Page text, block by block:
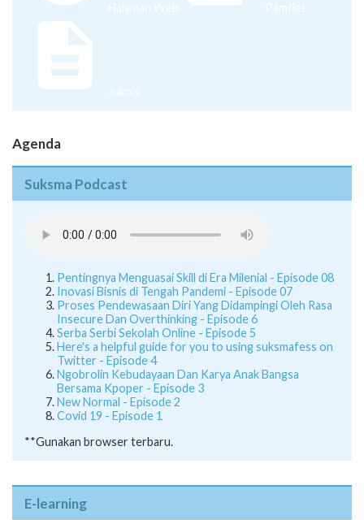
Halaman Web Pamflet
Juknis
Agenda
Suksma Podcast
Pentingnya Menguasai Skill di Era Milenial - Episode 08
Inovasi Bisnis di Tengah Pandemi - Episode 07
Proses Pendewasaan Diri Yang Didampingi Oleh Rasa
Insecure Dan Overthinking - Episode 6
Serba Serbi Sekolah Online - Episode 5
Here's a helpful guide for you to using suksmafess on
Twitter - Episode 4
Ngobrolin Kebudayaan Dan Karya Anak Bangsa
Bersama Kpoper - Episode 3
New Normal - Episode 2
Covid 19 - Episode 1
**Gunakan browser terbaru.
E-learning